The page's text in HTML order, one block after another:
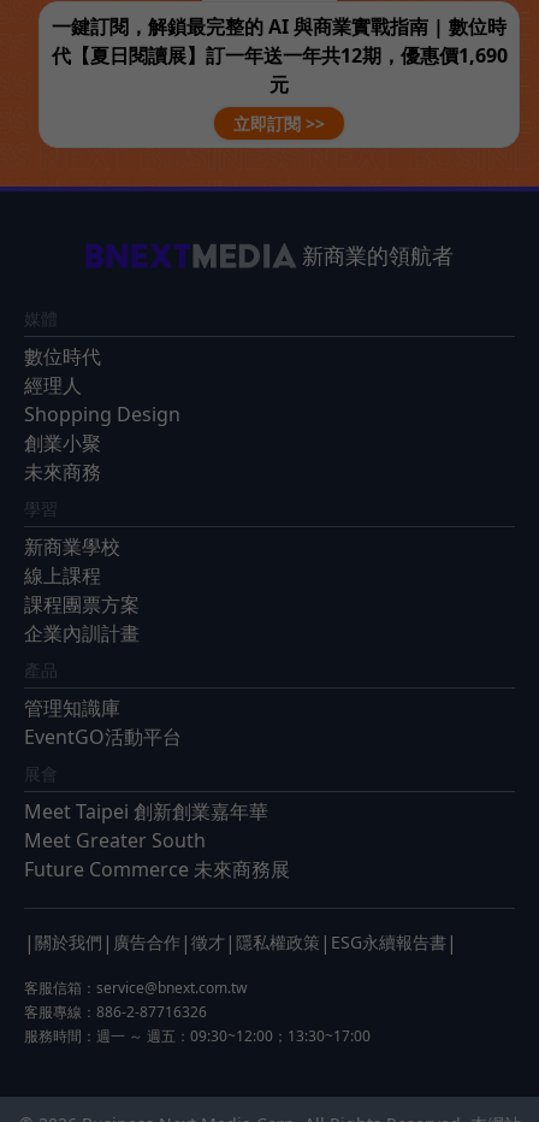
一鍵訂閱，解鎖最完整的 AI 與商業實戰指南 | 數位時
代【夏日閱讀展】訂一年送一年共12期，優惠價1,690
元
立即訂閱 >>
新商業的領航者
媒體
數位時代
經理人
Shopping Design
創業小聚
未來商務
學習
新商業學校
線上課程
課程團票方案
企業內訓計畫
產品
管理知識庫
EventGO活動平台
展會
Meet Taipei 創新創業嘉年華
Meet Greater South
Future Commerce 未來商務展
| 關於我們 | 廣告合作 | 徵才 | 隱私權政策 | ESG永續報告書 |
客服信箱： service@bnext.com.tw
客服專線：886-2-87716326
服務時間：週一 ～ 週五：09:30~12:00；13:30~17:00